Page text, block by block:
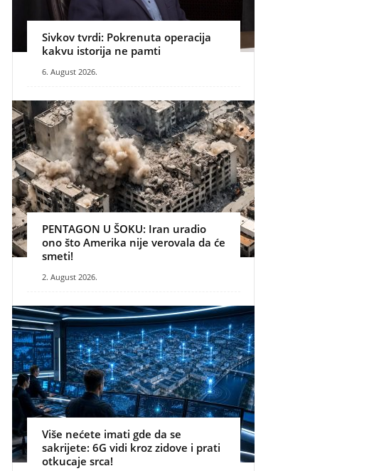
Sivkov tvrdi: Pokrenuta operacija
kakvu istorija ne pamti
6. August 2026.
PENTAGON U ŠOKU: Iran uradio
ono što Amerika nije verovala da će
smeti!
2. August 2026.
Više nećete imati gde da se
sakrijete: 6G vidi kroz zidove i prati
otkucaje srca!